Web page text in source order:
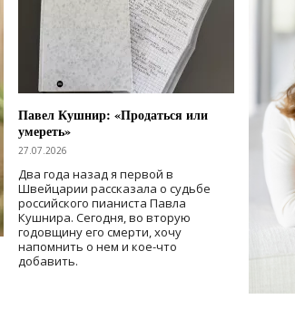
Павел Кушнир: «Продаться или
умереть»
27.07.2026
Два года назад я первой в
Швейцарии рассказала о судьбе
российского пианиста Павла
Кушнира. Сегодня, во вторую
годовщину его смерти, хочу
напомнить о нем и кое-что
добавить.